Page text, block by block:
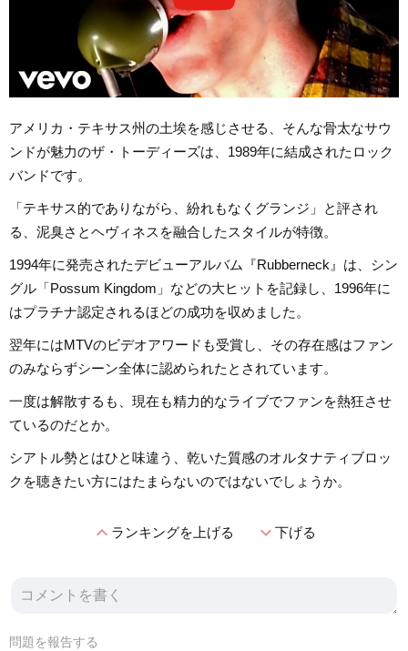
アメリカ・テキサス州の土埃を感じさせる、そんな骨太なサウ
ンドが魅力のザ・トーディーズは、1989年に結成されたロック
バンドです。
「テキサス的でありながら、紛れもなくグランジ」と評され
る、泥臭さとヘヴィネスを融合したスタイルが特徴。
1994年に発売されたデビューアルバム『Rubberneck』は、シン
グル「Possum Kingdom」などの大ヒットを記録し、1996年に
はプラチナ認定されるほどの成功を収めました。
翌年にはMTVのビデオアワードも受賞し、その存在感はファン
のみならずシーン全体に認められたとされています。
一度は解散するも、現在も精力的なライブでファンを熱狂させ
ているのだとか。
シアトル勢とはひと味違う、乾いた質感のオルタナティブロッ
クを聴きたい方にはたまらないのではないでしょうか。
expand_lessランキングを上げる expand_more下げる
問題を報告する